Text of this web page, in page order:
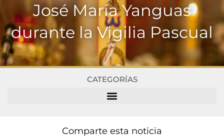
José María Yanguas
durante la Vigilia Pascual
CATEGORÍAS
Comparte esta noticia